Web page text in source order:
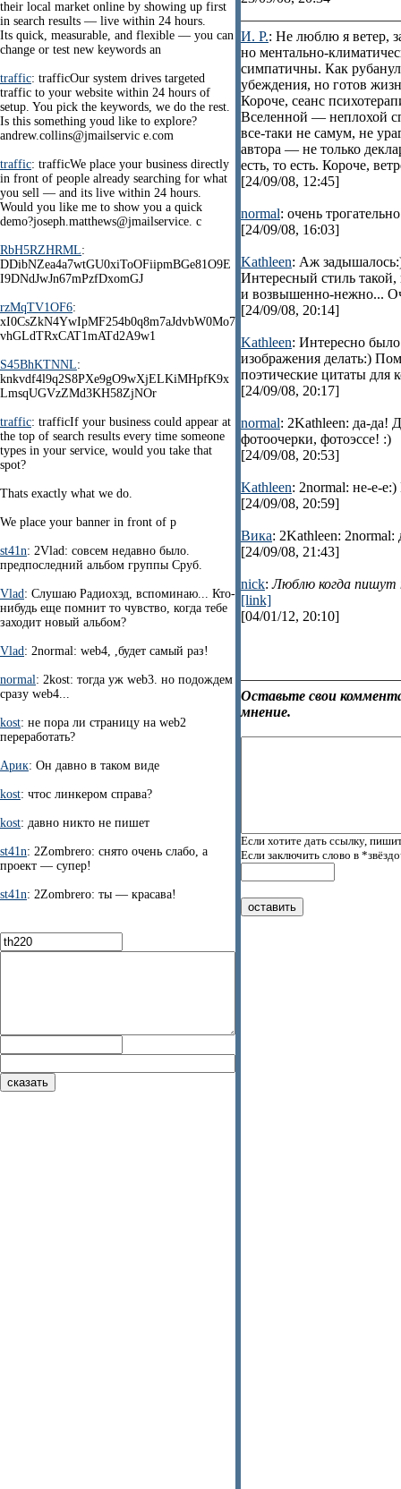
their local market online by showing up first
in search results — live within 24 hours.
Its quick, measurable, and flexible — you can
change or test new keywords an
traffic: trafficOur system drives targeted
traffic to your website within 24 hours of
setup. You pick the keywords, we do the rest.
Is this something youd like to explore?
andrew.collins@jmailservic e.com
traffic: trafficWe place your business directly
in front of people already searching for what
you sell — and its live within 24 hours.
Would you like me to show you a quick
demo?joseph.matthews@jmailservice. c
RbH5RZHRML:
DDibNZea4a7wtGU0xiToOFiipmBGe81O9E
I9DNdJwJn67mPzfDxomGJ
rzMqTV1OF6:
xI0CsZkN4YwIpMF254b0q8m7aJdvbW0Mo7
vhGLdTRxCAT1mATd2A9w1
S45BhKTNNL:
knkvdf4l9q2S8PXe9gO9wXjELKiMHpfK9x
LmsqUGVzZMd3KH58ZjNOr
traffic: trafficIf your business could appear at
the top of search results every time someone
types in your service, would you take that
spot?
Thats exactly what we do.
We place your banner in front of p
st41n: 2Vlad: совсем недавно было.
предпоследний альбом группы Сруб.
Vlad: Слушаю Радиохэд, вспоминаю... Кто-
нибудь еще помнит то чувство, когда тебе
заходит новый альбом?
Vlad: 2normal: web4, ,будет самый раз!
normal: 2kost: тогда уж web3. но подождем
сразу web4...
kost: не пора ли страницу на web2
переработать?
Арик: Он давно в таком виде
kost: чтос линкером справа?
kost: давно никто не пишет
st41n: 2Zombrero: снято очень слабо, а
проект — супер!
st41n: 2Zombrero: ты — красава!
И. Р.: Не люблю я ветер,
но ментально-
симпатичны. Как
убеждения, но готов
Короче, сеанс
Вселенной — неплохой
все-таки не самум, не
автора — не только
есть, то есть. Короче,
[24/09/08, 12:45]
normal: очень
[24/09/08, 16:03]
Kathleen: Аж
Интересный стиль
и возвышенно-нежно...
[24/09/08, 20:14]
Kathleen: Интересно
изображения делать:)
поэтические цитаты для
[24/09/08, 20:17]
normal: 2Kathleen: да-да!
фотоочерки, фотоэссе! :)
[24/09/08, 20:53]
Kathleen: 2normal: не-е-
[24/09/08, 20:59]
Вика: 2Kathleen: 2normal:
[24/09/08, 21:43]
nick:Люблю когда пишут
[link]
[04/01/12, 20:10]
Оставьте свои
мнение.
Если хотите дать ссылку,
Если заключить слово в